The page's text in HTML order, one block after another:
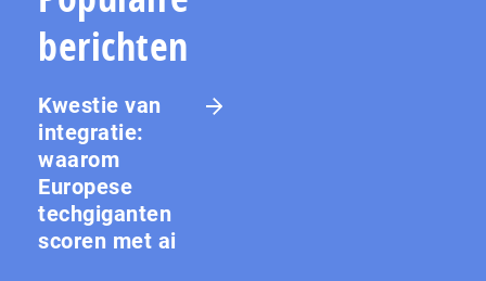
berichten
Kwestie van
integratie:
waarom
Europese
techgiganten
scoren met ai